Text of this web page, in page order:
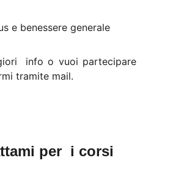
e benessere generale
info o vuoi partecipare
tramite mail.
per  i corsi